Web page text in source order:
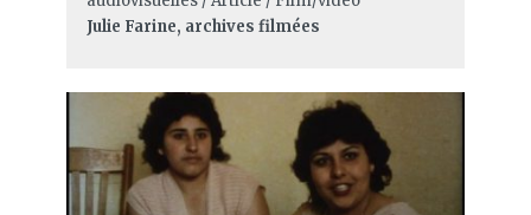
Julie Farine, archives filmées